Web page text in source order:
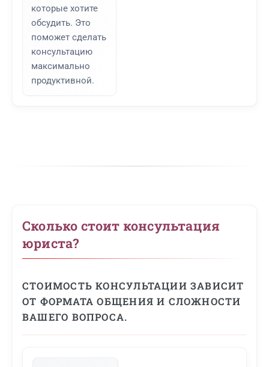
которые хотите
обсудить. Это
поможет сделать
консультацию
максимально
продуктивной.
Сколько стоит консультация
юриста?
СТОИМОСТЬ КОНСУЛЬТАЦИИ ЗАВИСИТ
ОТ ФОРМАТА ОБЩЕНИЯ И СЛОЖНОСТИ
ВАШЕГО ВОПРОСА.